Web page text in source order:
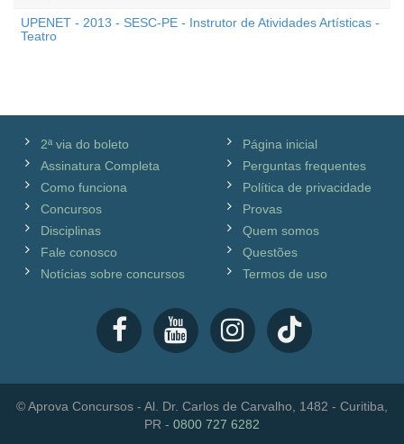
UPENET - 2013 - SESC-PE - Instrutor de Atividades Artísticas -
Teatro
2ª via do boleto
Assinatura Completa
Como funciona
Concursos
Disciplinas
Fale conosco
Notícias sobre concursos
Página inicial
Perguntas frequentes
Política de privacidade
Provas
Quem somos
Questões
Termos de uso
© Aprova Concursos - Al. Dr. Carlos de Carvalho, 1482 - Curitiba,
PR - 0800 727 6282